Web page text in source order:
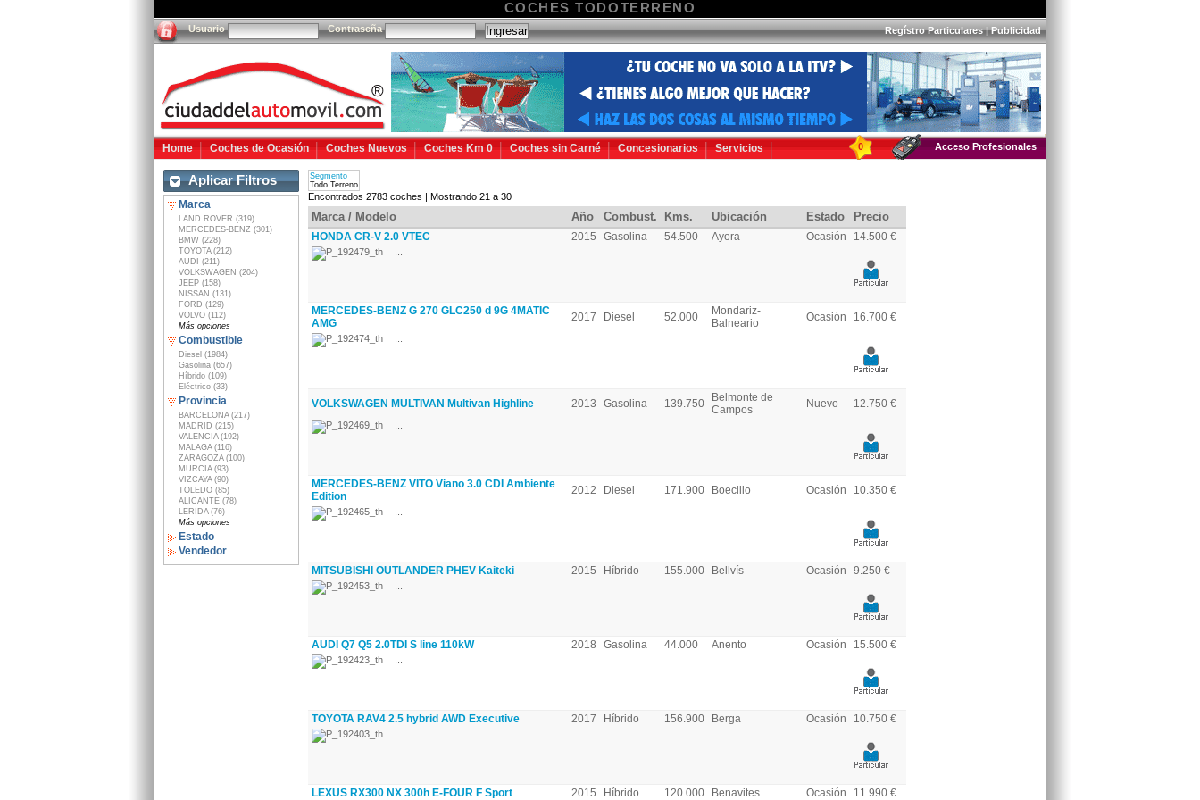
COCHES TODOTERRENO
Usuario Contraseña Regístro Particulares|Publicidad
Home Coches de Ocasión Coches Nuevos Coches Km 0 Coches sin Carné Concesionarios Servicios 0 Acceso Profesionales
Aplicar Filtros
Marca
LAND ROVER (319)
MERCEDES-BENZ (301)
BMW (228)
TOYOTA (212)
AUDI (211)
VOLKSWAGEN (204)
JEEP (158)
NISSAN (131)
FORD (129)
VOLVO (112)
Más opciones
Combustible
Diesel (1984)
Gasolina (657)
Híbrido (109)
Eléctrico (33)
Provincia
BARCELONA (217)
MADRID (215)
VALENCIA (192)
MALAGA (116)
ZARAGOZA (100)
MURCIA (93)
VIZCAYA (90)
TOLEDO (85)
ALICANTE (78)
LERIDA (76)
Más opciones
Estado
Vendedor
Segmento
Todo Terreno
Encontrados 2783 coches | Mostrando 21 a 30
Marca / Modelo Año Combust. Kms. Ubicación Estado Precio
HONDA CR-V 2.0 VTEC 2015 Gasolina 54.500 Ayora Ocasión 14.500 €
MERCEDES-BENZ G 270 GLC250 d 9G 4MATIC
AMG
2017 Diesel 52.000
Mondariz-
Balneario
Ocasión 16.700 €
VOLKSWAGEN MULTIVAN Multivan Highline 2013 Gasolina 139.750
Belmonte de
Campos
Nuevo 12.750 €
MERCEDES-BENZ VITO Viano 3.0 CDI Ambiente
Edition
2012 Diesel 171.900 Boecillo Ocasión 10.350 €
MITSUBISHI OUTLANDER PHEV Kaiteki 2015 Híbrido 155.000 Bellvís Ocasión 9.250 €
AUDI Q7 Q5 2.0TDI S line 110kW 2018 Gasolina 44.000 Anento Ocasión 15.500 €
TOYOTA RAV4 2.5 hybrid AWD Executive 2017 Híbrido 156.900 Berga Ocasión 10.750 €
LEXUS RX300 NX 300h E-FOUR F Sport 2015 Híbrido 120.000 Benavites Ocasión 11.990 €